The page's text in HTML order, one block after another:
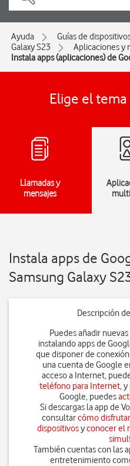
Ayuda Guías de
Galaxy S23
Aplicaciones y
Instala apps (aplicaciones) de
Elige el
Llamadas y
mensajes
Instala apps de
Samsung Galaxy
Descripción
Puedes añadir
instalando apps de
que disponer de
una cuenta de Google
acceso a Internet,
teléfono para Internet,
Google, puedes
Si descargas la app de
consultarcómo
dispositivosyconocer el
También cuentas con las
entretenimiento